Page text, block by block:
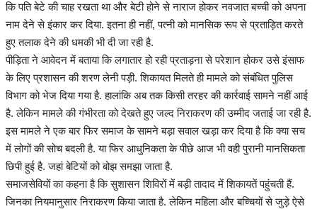
कि पति बेटे की चाह रखता था और बेटी होने से नाराज होकर नवजात बच्ची को अपना
नाम देने से इंकार कर दिया. इतना ही नहीं, पत्नी को मानसिक रूप से प्रताड़ित करते
हुए तलाक देने की धमकी भी दी जा रही है.
पीड़िता ने आवेदन में बताया कि लगातार हो रही प्रताड़ना से परेशान होकर उसे इंसाफ
के लिए प्रशासन की शरण लेनी पड़ी. शिकायत मिलते ही मामले को संबंधित पुलिस
विभाग को भेज दिया गया है. हालांकि अब तक किसी तरहर की कार्रवाई सामने नहीं आई
है. लेकिन मामले की गंभीरता को देखते हुए जल्द निराकरण की उम्मीद जताई जा रही है.
इस मामले ने एक बार फिर समाज के सामने बड़ा सवाल खड़ा कर दिया है कि क्या सच
में लोगों की सोच बदली है. या फिर आधुनिकता के पीछे आज भी वही पुरानी मानसिकता
छिपी हुई है. जहां बेटियों को बोझ समझा जाता है.
समाजसेवियों का कहना है कि सुशासन शिविरों में बड़ी तादाद में शिकायतें पहुंचती हैं.
जिनका नियमानुसार निराकरण किया जाता है. लेकिन महिला और बच्चियों से जुड़े ऐसे